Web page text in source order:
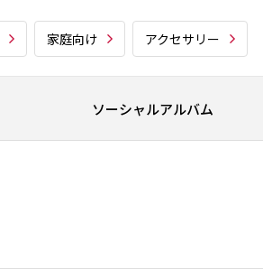
家庭向け アクセサリー
ソーシャルアルバム